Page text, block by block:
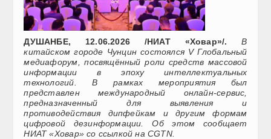
ДУШАНБЕ, 12.06.2026 /НИАТ «Ховар»/.
В
китайском городе Чунцин состоялся V Глобальный
медиафорум, посвящённый роли средств массовой
информации в эпоху интеллектуальных
технологий. В рамках мероприятия был
представлен международный онлайн-сервис,
предназначенный для выявления и
противодействия дипфейкам и другим формам
цифровой дезинформации. Об этом сообщает
НИАТ «Ховар» со ссылкой на CGTN.